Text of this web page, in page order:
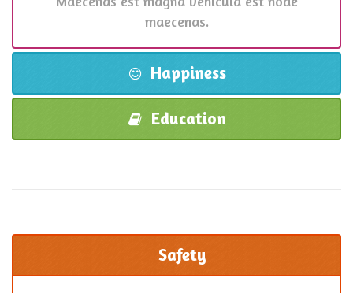
maecenas.
Happiness
Education
Safety